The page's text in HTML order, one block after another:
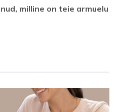
milline on teie armuelu